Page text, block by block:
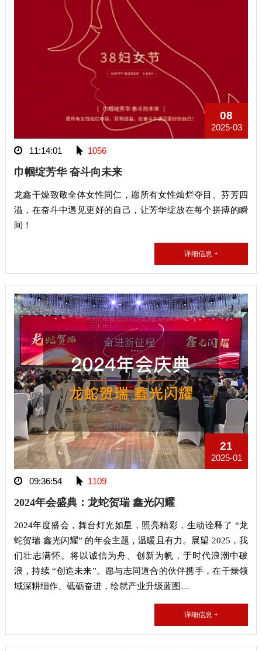
08
2025-03
11:14:01 1056
巾帼绽芳华 奋斗向未来
龙鑫干燥致敬全体女性同仁，愿所有女性灿烂夺目、芬芳四
溢，在奋斗中遇见更好的自己，让芳华绽放在每个拼搏的瞬
间！
详细信息 +
21
2025-01
09:36:54 1109
2024年会盛典：龙蛇贺瑞 鑫光闪耀
2024年度盛会，舞台灯光如星，照亮精彩，生动诠释了 “龙
蛇贺瑞 鑫光闪耀” 的年会主题，温暖且有力。展望 2025，我
们壮志满怀。将以诚信为舟、创新为帆，于时代浪潮中破
浪，持续 “创造未来”。愿与志同道合的伙伴携手，在干燥领
域深耕细作、砥砺奋进，绘就产业升级蓝图…
详细信息 +